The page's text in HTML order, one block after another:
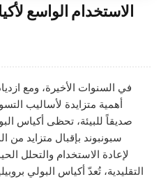
الاستخدام الواسع
في السنوات الأخيرة، ومع
أهمية متزايدة لأساليب
صديقاً للبيئة، تحظى أكياس
سبونبوند بإقبال متزايد من
لإعادة الاستخدام والتحلل
التقليدية، تُعدّ أكياس البولي